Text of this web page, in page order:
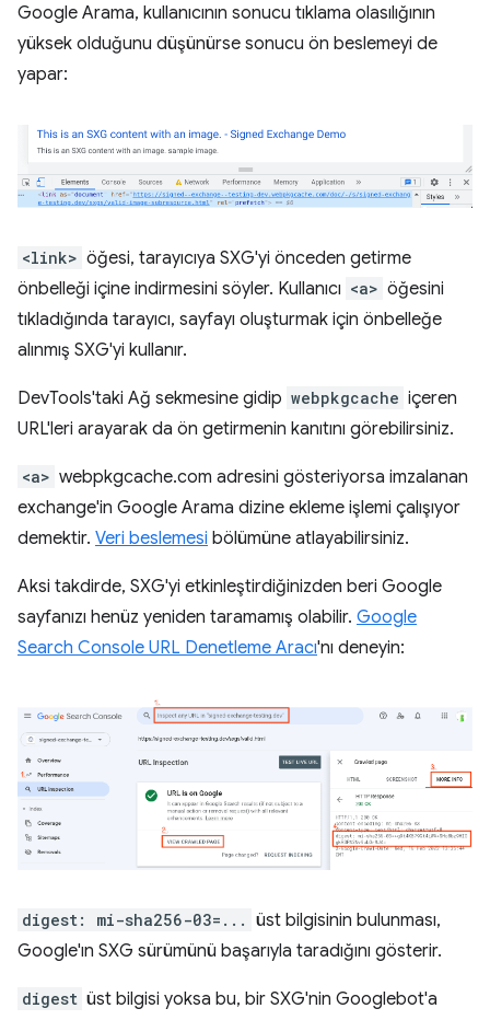
Google Arama, kullanıcının sonucu tıklama olasılığının
yüksek olduğunu düşünürse sonucu ön beslemeyi de
yapar:
<link> öğesi, tarayıcıya SXG'yi önceden getirme
önbelleği içine indirmesini söyler. Kullanıcı <a> öğesini
tıkladığında tarayıcı, sayfayı oluşturmak için önbelleğe
alınmış SXG'yi kullanır.
DevTools'taki Ağ sekmesine gidip webpkgcache içeren
URL'leri arayarak da ön getirmenin kanıtını görebilirsiniz.
<a> webpkgcache.com adresini gösteriyorsa imzalanan
exchange'in Google Arama dizine ekleme işlemi çalışıyor
demektir. Veri beslemesi bölümüne atlayabilirsiniz.
Aksi takdirde, SXG'yi etkinleştirdiğinizden beri Google
sayfanızı henüz yeniden taramamış olabilir. Google
Search Console URL Denetleme Aracı'nı deneyin:
digest: mi-sha256-03=... üst bilgisinin bulunması,
Google'ın SXG sürümünü başarıyla taradığını gösterir.
digest üst bilgisi yoksa bu, bir SXG'nin Googlebot'a